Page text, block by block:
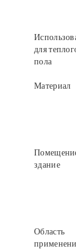
для
пола
Материал
здание
Область